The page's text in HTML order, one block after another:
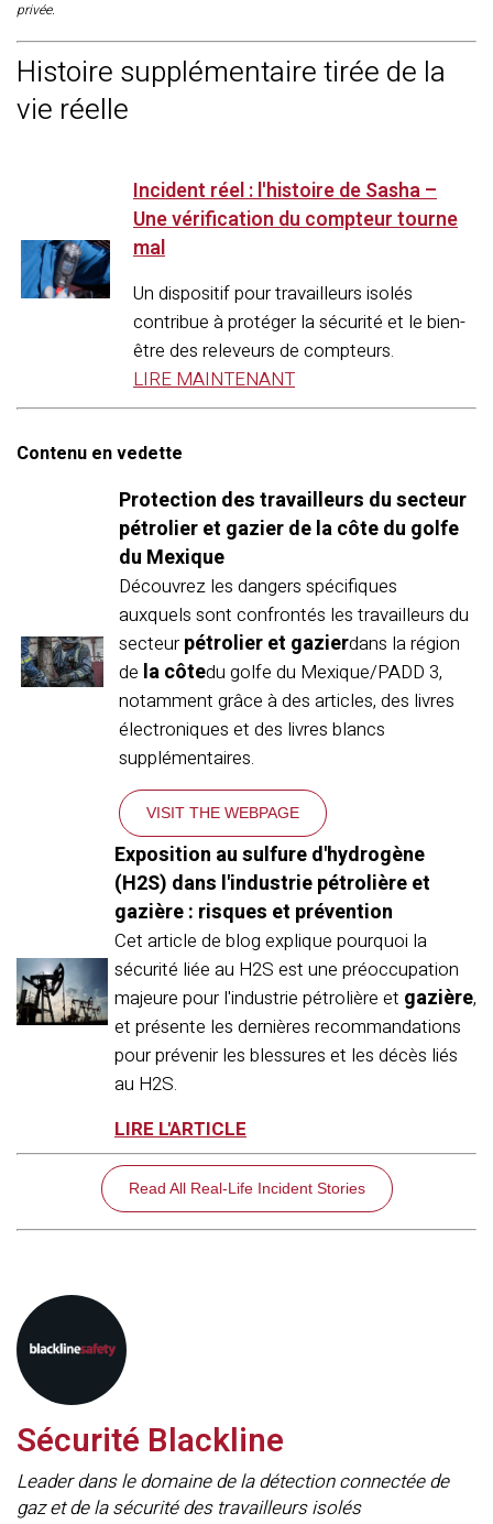
privée.
Histoire supplémentaire tirée de la
vie réelle
Incident réel : l'histoire de Sasha –
Une vérification du compteur tourne
mal
Un dispositif pour travailleurs isolés
contribue à protéger la sécurité et le bien-
être des releveurs de compteurs.
LIRE MAINTENANT
Contenu en vedette
Protection des travailleurs du secteur
pétrolier et gazier de la côte du golfe
du Mexique
Découvrez les dangers spécifiques
auxquels sont confrontés les travailleurs du
secteur pétrolier et gazierdans la région
de la côtedu golfe du Mexique/PADD 3,
notamment grâce à des articles, des livres
électroniques et des livres blancs
supplémentaires.
VISIT THE WEBPAGE
Exposition au sulfure d'hydrogène
(H2S) dans l'industrie pétrolière et
gazière : risques et prévention
Cet article de blog explique pourquoi la
sécurité liée au H2S est une préoccupation
majeure pour l'industrie pétrolière et gazière,
et présente les dernières recommandations
pour prévenir les blessures et les décès liés
au H2S.
LIRE L'ARTICLE
Read All Real-Life Incident Stories
Sécurité Blackline
Leader dans le domaine de la détection connectée de
gaz et de la sécurité des travailleurs isolés